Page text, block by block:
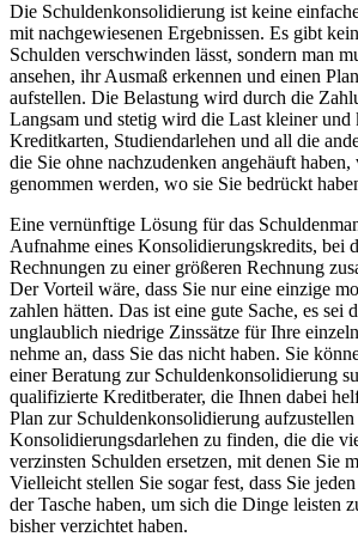
Die Schuldenkonsolidierung ist keine
mit nachgewiesenen Ergebnissen. Es gibt
Schulden verschwinden lässt, sondern man
ansehen, ihr Ausmaß erkennen und einen
aufstellen. Die Belastung wird durch die
Langsam und stetig wird die Last kleiner und
Kreditkarten, Studiendarlehen und all die
die Sie ohne nachzudenken angehäuft
genommen werden, wo sie Sie bedrückt
Eine vernünftige Lösung für das
Aufnahme eines Konsolidierungskredits, bei
Rechnungen zu einer größeren Rechnung
Der Vorteil wäre, dass Sie nur eine einzige
zahlen hätten. Das ist eine gute Sache, es sei
unglaublich niedrige Zinssätze für Ihre
nehme an, dass Sie das nicht haben. Sie
einer Beratung zur Schuldenkonsolidierung
qualifizierte Kreditberater, die Ihnen dabei
Plan zur Schuldenkonsolidierung
Konsolidierungsdarlehen zu finden, die die
verzinsten Schulden ersetzen, mit denen Sie
Vielleicht stellen Sie sogar fest, dass Sie
der Tasche haben, um sich die Dinge leisten
bisher verzichtet haben.